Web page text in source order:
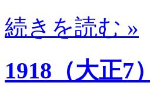
続きを読む »
1918（大正7